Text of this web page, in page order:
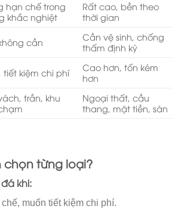
hạn chế trong
khắc nghiệt
Rất cao, bền theo
thời gian
cần
Cần vệ sinh, chống
thấm định kỳ
tiết kiệm chi phí
Cao hơn, tốn kém
hơn
trần, khu
Ngoại thất, cầu
thang, mặt tiền, sàn
chọn từng loại?
khi:
muốn tiết kiệm chi phí.